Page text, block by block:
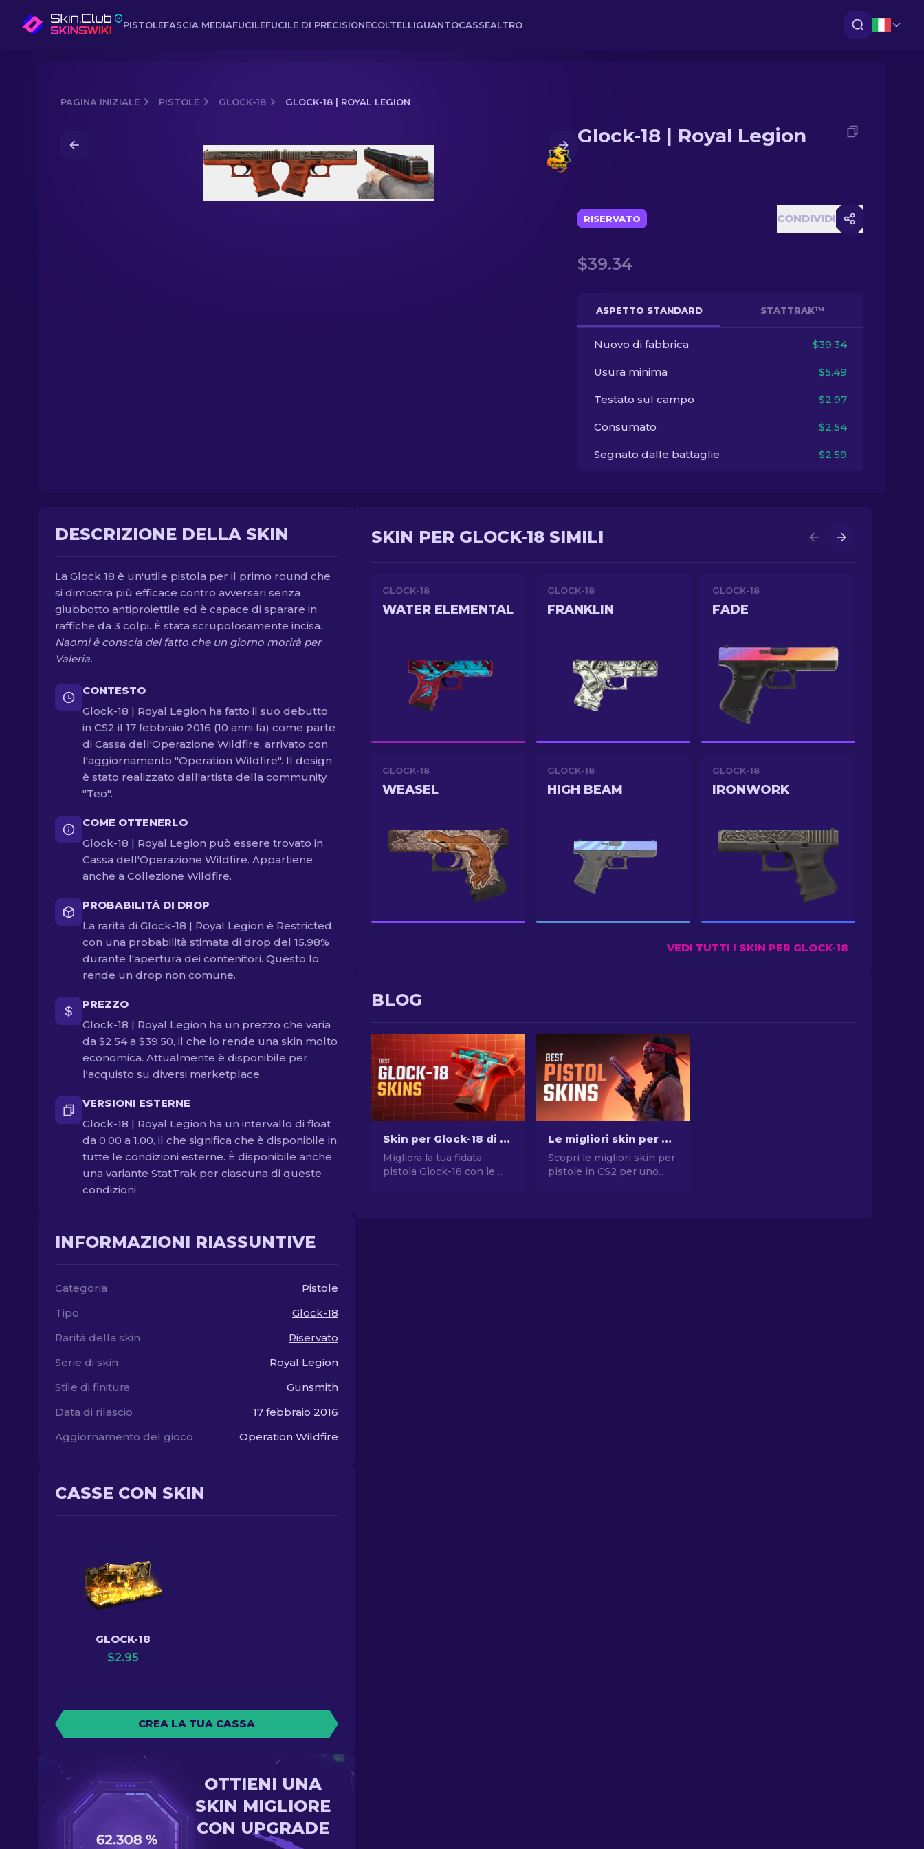
PISTOLEFASCIA MEDIAFUCILEFUCILE DI PRECISIONECOLTELLIGUANTOCASSEALTRO
PAGINA INIZIALE PISTOLE GLOCK-18 GLOCK-18 | ROYAL LEGION
Glock-18 | Royal Legion
Glock-18 | Royal Legion
RISERVATO CONDIVIDI
$39.34
ASPETTO STANDARD STATTRAK™
Nuovo di fabbrica $39.34
Usura minima $5.49
Testato sul campo $2.97
Consumato $2.54
Segnato dalle battaglie $2.59
DESCRIZIONE DELLA SKIN
La Glock 18 è un'utile pistola per il primo round che
si dimostra più efficace contro avversari senza
giubbotto antiproiettile ed è capace di sparare in
raffiche da 3 colpi. È stata scrupolosamente incisa.
Naomi è conscia del fatto che un giorno morirà per
Valeria.
CONTESTO
Glock-18 | Royal Legion ha fatto il suo debutto
in CS2 il 17 febbraio 2016 (10 anni fa) come parte
di Cassa dell'Operazione Wildfire, arrivato con
l'aggiornamento "Operation Wildfire". Il design
è stato realizzato dall'artista della community
"Teo".
COME OTTENERLO
Glock-18 | Royal Legion può essere trovato in
Cassa dell'Operazione Wildfire. Appartiene
anche a Collezione Wildfire.
PROBABILITÀ DI DROP
La rarità di Glock-18 | Royal Legion è Restricted,
con una probabilità stimata di drop del 15.98%
durante l'apertura dei contenitori. Questo lo
rende un drop non comune.
PREZZO
Glock-18 | Royal Legion ha un prezzo che varia
da $2.54 a $39.50, il che lo rende una skin molto
economica. Attualmente è disponibile per
l'acquisto su diversi marketplace.
VERSIONI ESTERNE
Glock-18 | Royal Legion ha un intervallo di float
da 0.00 a 1.00, il che significa che è disponibile in
tutte le condizioni esterne. È disponibile anche
una variante StatTrak per ciascuna di queste
condizioni.
INFORMAZIONI RIASSUNTIVE
Categoria
Pistole
Tipo
Glock-18
Rarità della skin
Riservato
Serie di skin
Royal Legion
Stile di finitura
Gunsmith
Data di rilascio
17 febbraio 2016
Aggiornamento del gioco
Operation Wildfire
CASSE CON SKIN
GLOCK-18
$2.95
CREA LA TUA CASSA
OTTIENI UNA
SKIN MIGLIORE
CON UPGRADE
SKIN PER GLOCK-18 SIMILI
GLOCK-18
WATER ELEMENTAL
GLOCK-18
FRANKLIN
GLOCK-18
FADE
GLOCK-18
WEASEL
GLOCK-18
HIGH BEAM
GLOCK-18
IRONWORK
VEDI TUTTI I SKIN PER GLOCK-18
BLOG
Skin per Glock-18 di CS2: La Classifica Completa [2026]
Migliora la tua fidata
pistola Glock-18 con le
Le migliori skin per pistola in CS2 [2026]
Scopri le migliori skin per
pistole in CS2 per uno